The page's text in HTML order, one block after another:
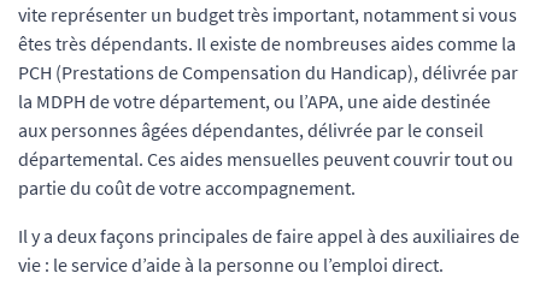
vite représenter un budget très important, notamment si vous
êtes très dépendants. Il existe de nombreuses aides comme la
PCH (Prestations de Compensation du Handicap), délivrée par
la MDPH de votre département, ou l’APA, une aide destinée
aux personnes âgées dépendantes, délivrée par le conseil
départemental. Ces aides mensuelles peuvent couvrir tout ou
partie du coût de votre accompagnement.
Il y a deux façons principales de faire appel à des auxiliaires de
vie : le service d’aide à la personne ou l’emploi direct.